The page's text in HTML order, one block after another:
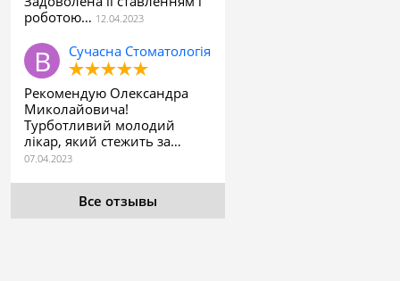
роботою…
Сучасна Стоматологія
Рекомендую Олександра
Миколайовича!
Турботливий молодий
лікар, який стежить за…
Все отзывы